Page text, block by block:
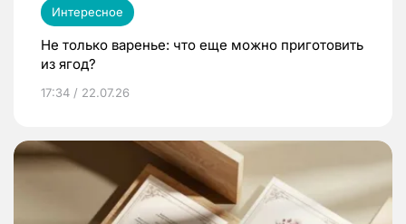
Интересное
Не только варенье: что еще можно приготовить
из ягод?
17:34 / 22.07.26